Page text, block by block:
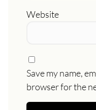
Website
Save my name,
browser for the